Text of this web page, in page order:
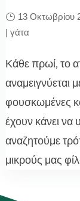
13 Οκτωβρίου
| γάτα
Κάθε πρωί, το
αναμειγνύεται
φουσκωμένες
έχουν κάνει να
αναζητούμε
μικρούς μας